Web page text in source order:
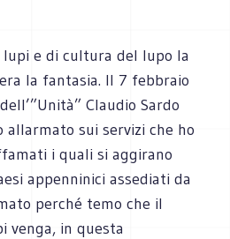
e di cultura del lupo la
la fantasia. Il 7 febbraio
Claudio Sardo
allarmato sui servizi che ho
i quali si aggirano
appenninici assediati da
perché temo che il
venga, in questa